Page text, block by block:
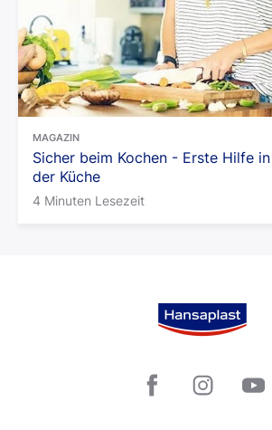
MAGAZIN
Sicher beim Kochen - Erste Hilfe in
der Küche
4 Minuten Lesezeit